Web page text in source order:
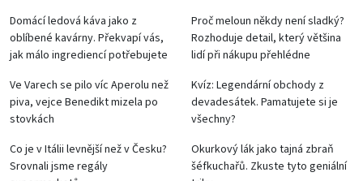
Domácí ledová káva jako z
oblíbené kavárny. Překvapí vás,
jak málo ingrediencí potřebujete
Proč meloun někdy není sladký?
Rozhoduje detail, který většina
lidí při nákupu přehlédne
Ve Varech se pilo víc Aperolu než
piva, vejce Benedikt mizela po
stovkách
Kvíz: Legendární obchody z
devadesátek. Pamatujete si je
všechny?
Co je v Itálii levnější než v Česku?
Srovnali jsme regály
Okurkový lák jako tajná zbraň
šéfkuchařů. Zkuste tyto geniální